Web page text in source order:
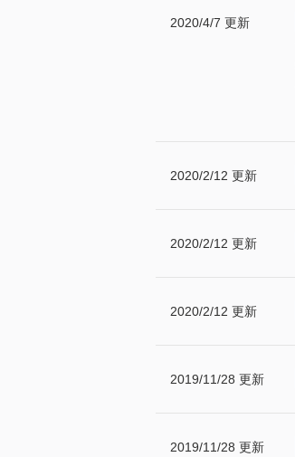
2020/4/7 更新
2020/2/12 更新
2020/2/12 更新
2020/2/12 更新
2019/11/28 更新
2019/11/28 更新